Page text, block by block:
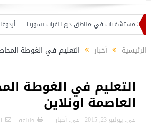
أردوغان
الرئيسية أخبار التعليم في الغوطة
التعليم في الغوطة
العاصمة اونلاين
فى: يوليو 23, 2015 فى: أخبار طباعة